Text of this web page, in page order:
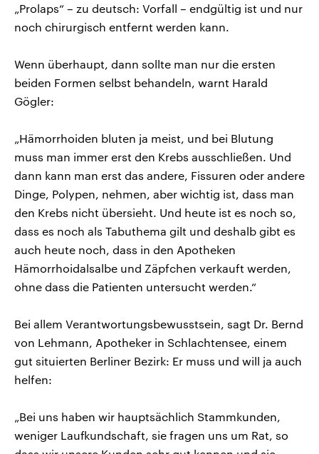
„Prolaps“ – zu deutsch: Vorfall – endgültig ist und nur
noch chirurgisch entfernt werden kann.
Wenn überhaupt, dann sollte man nur die ersten
beiden Formen selbst behandeln, warnt Harald
Gögler:
„Hämorrhoiden bluten ja meist, und bei Blutung
muss man immer erst den Krebs ausschließen. Und
dann kann man erst das andere, Fissuren oder andere
Dinge, Polypen, nehmen, aber wichtig ist, dass man
den Krebs nicht übersieht. Und heute ist es noch so,
dass es noch als Tabuthema gilt und deshalb gibt es
auch heute noch, dass in den Apotheken
Hämorrhoidalsalbe und Zäpfchen verkauft werden,
ohne dass die Patienten untersucht werden.“
Bei allem Verantwortungsbewusstsein, sagt Dr. Bernd
von Lehmann, Apotheker in Schlachtensee, einem
gut situierten Berliner Bezirk: Er muss und will ja auch
helfen:
„Bei uns haben wir hauptsächlich Stammkunden,
weniger Laufkundschaft, sie fragen uns um Rat, so